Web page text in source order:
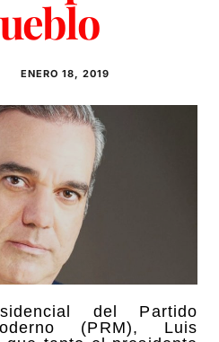
ENERO 18, 2019
del Partido
(PRM), Luis